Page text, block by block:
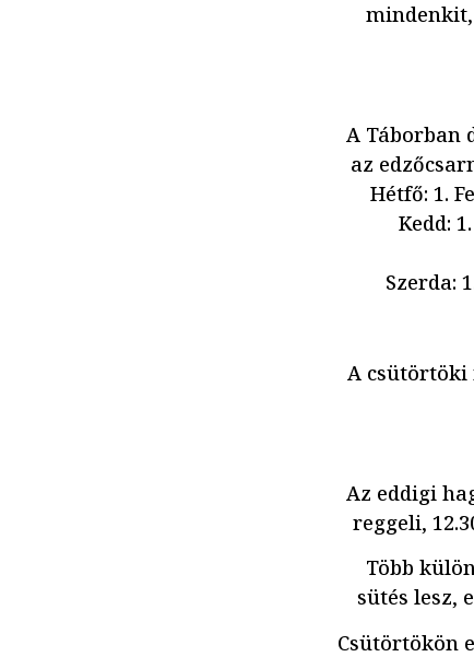
A Táborban
az
Hétfő: 1.
Kedd:
Szerda:
A csütörtöki
Az eddigi
reggeli,
Több
sütés lesz,
Csütörtökön